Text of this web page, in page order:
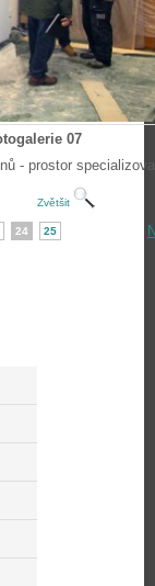
07
- prostor
Zvětšit
24 25